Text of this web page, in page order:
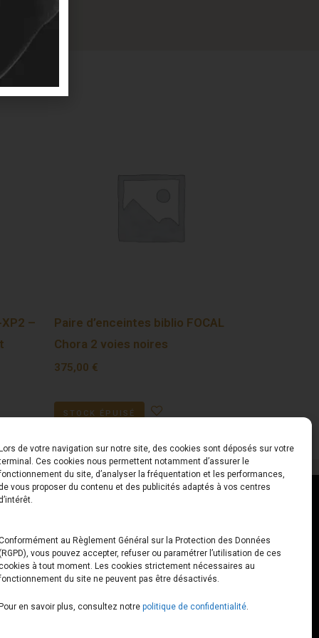
de votre navigation sur notre site, des cookies sont déposés sur votre
Ces cookies nous permettent notamment d’assurer le
du site, d’analyser la fréquentation et les performances,
vous proposer du contenu et des publicités adaptés à vos centres
au Règlement Général sur la Protection des Données
vous pouvez accepter, refuser ou paramétrer l’utilisation de ces
à tout moment. Les cookies strictement nécessaires au
du site ne peuvent pas être désactivés.
en savoir plus, consultez notre politique de confidentialité.
–
Paire d’enceintes biblio FOCAL
Chora 2 voies noires
375,00 €
STOCK ÉPUISÉ
loops.fr
Du Lundi au Vendredi
10h00 – 12h30 // 14h00 –
19h00
Le Samedi